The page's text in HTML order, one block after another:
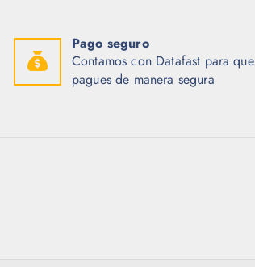
Pago seguro
Contamos con Datafast para que
pagues de manera segura